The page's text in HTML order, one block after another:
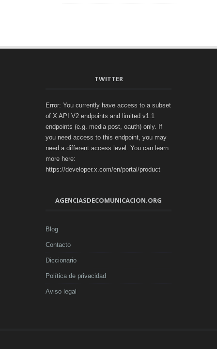
TWITTER
Error: You currently have access to a subset
of X API V2 endpoints and limited v1.1
endpoints (e.g. media post, oauth) only. If
you need access to this endpoint, you may
need a different access level. You can learn
more here:
https://developer.x.com/en/portal/product
AGENCIASDECOMUNICACION.ORG
Blog
Contacto
Diccionario
Política de privacidad
Aviso legal